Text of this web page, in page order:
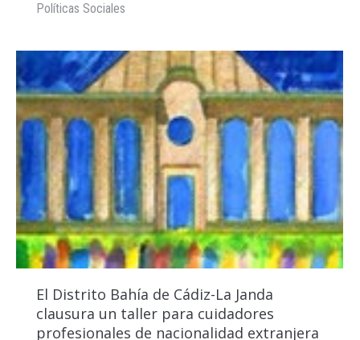
Políticas Sociales
El Distrito Bahía de Cádiz-La Janda
clausura un taller para cuidadores
profesionales de nacionalidad extranjera